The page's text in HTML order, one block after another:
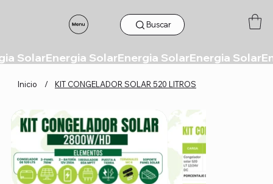
Buscar
Inicio / KIT CONGELADOR SOLAR 520 LITROS